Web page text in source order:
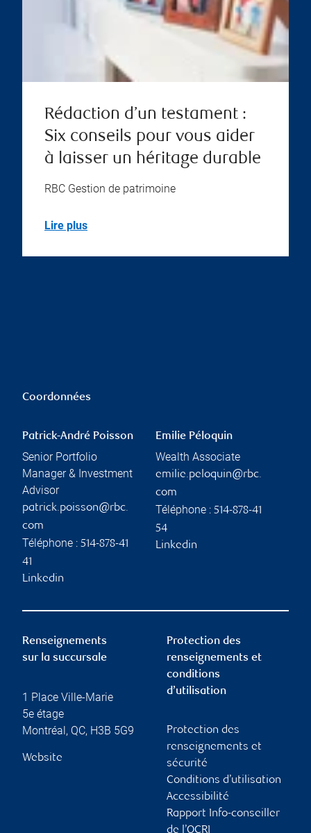
Rédaction d’un testament :
Six conseils pour vous aider
à laisser un héritage durable
RBC Gestion de patrimoine
Lire plus
Coordonnées
Patrick-André Poisson
Senior Portfolio
Manager & Investment
Advisor
patrick.poisson@rbc.
com
Téléphone : 514-878-41
41
Linkedin
Emilie Péloquin
Wealth Associate
emilie.peloquin@rbc.
com
Téléphone : 514-878-41
54
Linkedin
Renseignements
sur la succursale
1 Place Ville-Marie
5e étage
Montréal, QC, H3B 5G9
Website
Protection des
renseignements et
conditions
d’utilisation
Protection des
renseignements et
sécurité
Conditions d’utilisation
Accessibilité
Rapport Info-conseiller
de l’OCRI